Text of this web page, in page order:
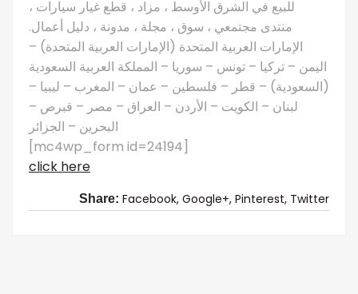
للبيع في الشرق الأوسط ، مزاد ، قطع غيار سيارات ،
منتدى مجتمعي ، سوق ، مجلة ، مدونة ، دليل أعمال.
الإمارات العربية المتحدة (الإمارات العربية المتحدة) –
اليمن – تركيا – تونس – سوريا – المملكة العربية السعودية
(السعودية) – قطر – فلسطين – عمان – المغرب – ليبيا –
لبنان – الكويت – الأردن – العراق – مصر – قبرص –
البحرين – الجزائر
[mc4wp_form id=24194]
click here
Share: Facebook, Google+, Pinterest, Twitter